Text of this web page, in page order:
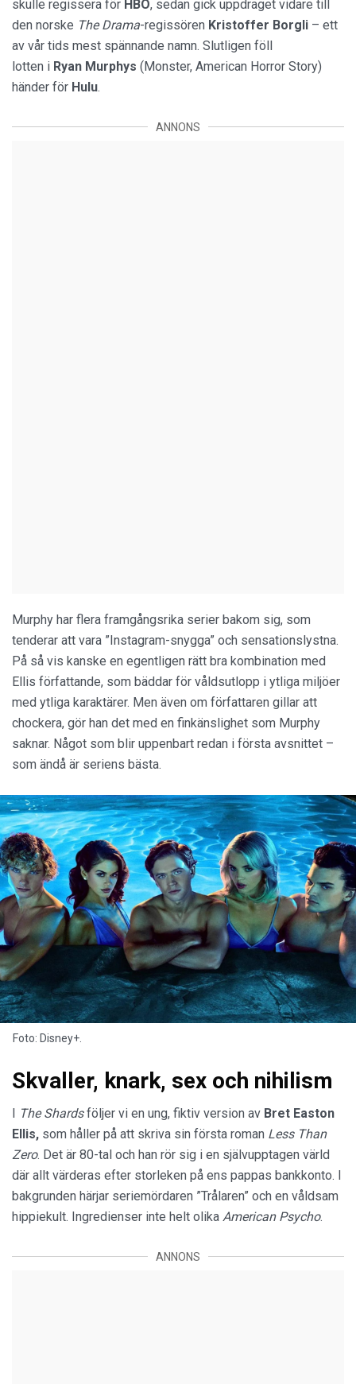
skulle regissera för HBO, sedan gick uppdraget vidare till
den norske The Drama-regissören Kristoffer Borgli – ett
av vår tids mest spännande namn. Slutligen föll
lotten i Ryan Murphys (Monster, American Horror Story)
händer för Hulu.
ANNONS
Murphy har flera framgångsrika serier bakom sig, som
tenderar att vara ”Instagram-snygga” och sensationslystna.
På så vis kanske en egentligen rätt bra kombination med
Ellis författande, som bäddar för våldsutlopp i ytliga miljöer
med ytliga karaktärer. Men även om författaren gillar att
chockera, gör han det med en finkänslighet som Murphy
saknar. Något som blir uppenbart redan i första avsnittet –
som ändå är seriens bästa.
Foto: Disney+.
Skvaller, knark, sex och nihilism
I The Shardsföljer vi en ung, fiktiv version av Bret Easton
Ellis, som håller på att skriva sin första roman Less Than
Zero. Det är 80-tal och han rör sig i en självupptagen värld
där allt värderas efter storleken på ens pappas bankkonto. I
bakgrunden härjar seriemördaren ”Trålaren” och en våldsam
hippiekult. Ingredienser inte helt olika American Psycho.
ANNONS